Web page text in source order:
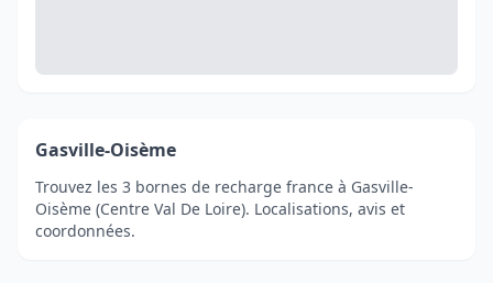
Gasville-Oisème
Trouvez les 3 bornes de recharge france à Gasville-
Oisème (Centre Val De Loire). Localisations, avis et
coordonnées.